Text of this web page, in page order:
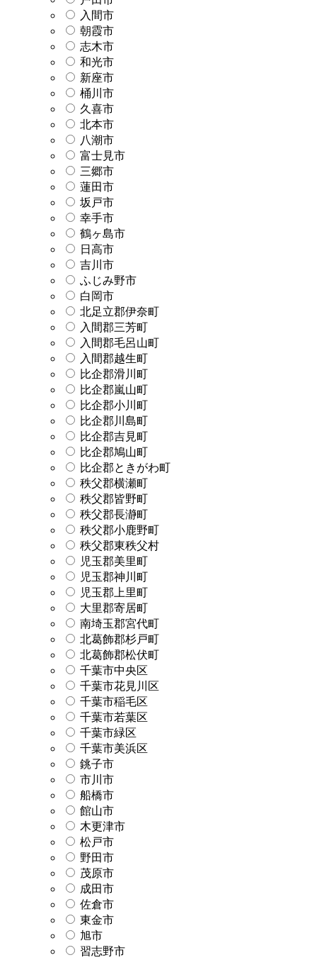
入間市
朝霞市
志木市
和光市
新座市
桶川市
久喜市
北本市
八潮市
富士見市
三郷市
蓮田市
坂戸市
幸手市
鶴ヶ島市
日高市
吉川市
ふじみ野市
白岡市
北足立郡伊奈町
入間郡三芳町
入間郡毛呂山町
入間郡越生町
比企郡滑川町
比企郡嵐山町
比企郡小川町
比企郡川島町
比企郡吉見町
比企郡鳩山町
比企郡ときがわ町
秩父郡横瀬町
秩父郡皆野町
秩父郡長瀞町
秩父郡小鹿野町
秩父郡東秩父村
児玉郡美里町
児玉郡神川町
児玉郡上里町
大里郡寄居町
南埼玉郡宮代町
北葛飾郡杉戸町
北葛飾郡松伏町
千葉市中央区
千葉市花見川区
千葉市稲毛区
千葉市若葉区
千葉市緑区
千葉市美浜区
銚子市
市川市
船橋市
館山市
木更津市
松戸市
野田市
茂原市
成田市
佐倉市
東金市
旭市
習志野市